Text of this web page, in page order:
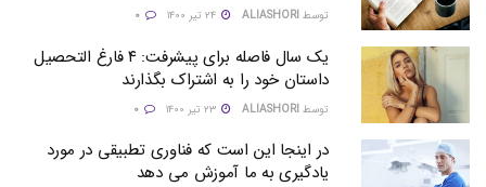
توسط ALIASHORI
یک سال فاصله برای پیشرفت: ۴ فارغ التحصیل
داستان خود را به اشتراک بگذارند
توسط ALIASHORI
در اینجا این است که فناوری تطبیقی در مورد
یادگیری به ما آموزش می دهد